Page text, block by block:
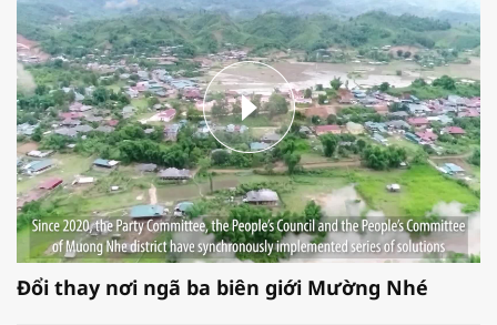
Đổi thay nơi ngã ba biên giới Mường Nhé